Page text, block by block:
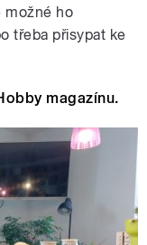
možné ho
třeba přisypat ke
magazínu.